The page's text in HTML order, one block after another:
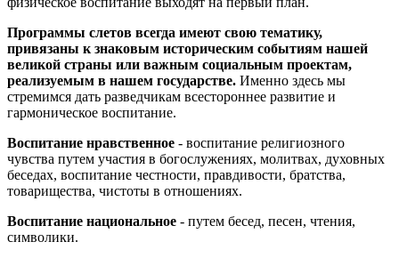
Программы слетов всегда имеют свою тематику,
привязаны к знаковым историческим событиям нашей
великой страны или важным социальным проектам,
реализуемым в нашем государстве. Именно здесь мы
стремимся дать разведчикам всестороннее развитие и
гармоническое воспитание.
Воспитание нравственное - воспитание религиозного
чувства путем участия в богослужениях, молитвах, духовных
беседах, воспитание честности, правдивости, братства,
товарищества, чистоты в отношениях.
Воспитание национальное - путем бесед, песен, чтения,
символики.